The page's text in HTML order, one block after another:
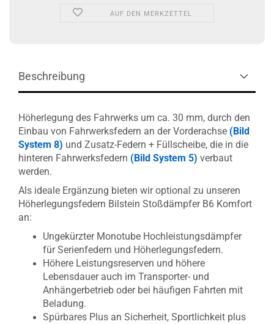
AUF DEN MERKZETTEL
Beschreibung
Höherlegung des Fahrwerks um ca. 30 mm, durch den
Einbau von Fahrwerksfedern an der Vorderachse (Bild
System 8) und Zusatz-Federn + Füllscheibe, die in die
hinteren Fahrwerksfedern (Bild System 5) verbaut
werden.
Als ideale Ergänzung bieten wir optional zu unseren
Höherlegungsfedern Bilstein Stoßdämpfer B6 Komfort
an:
Ungekürzter Monotube Hochleistungsdämpfer
für Serienfedern und Höherlegungsfedern.
Höhere Leistungsreserven und höhere
Lebensdauer auch im Transporter- und
Anhängerbetrieb oder bei häufigen Fahrten mit
Beladung.
Spürbares Plus an Sicherheit, Sportlichkeit plus